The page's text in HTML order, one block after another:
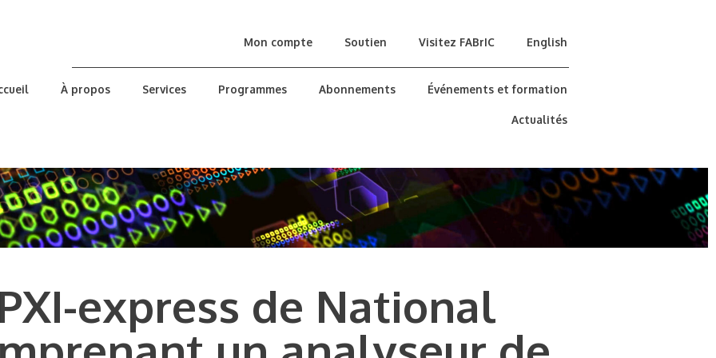
Mon compte Soutien Visitez FABrIC English
À propos Services Programmes Abonnements Événements et formation
Actualités
express de National